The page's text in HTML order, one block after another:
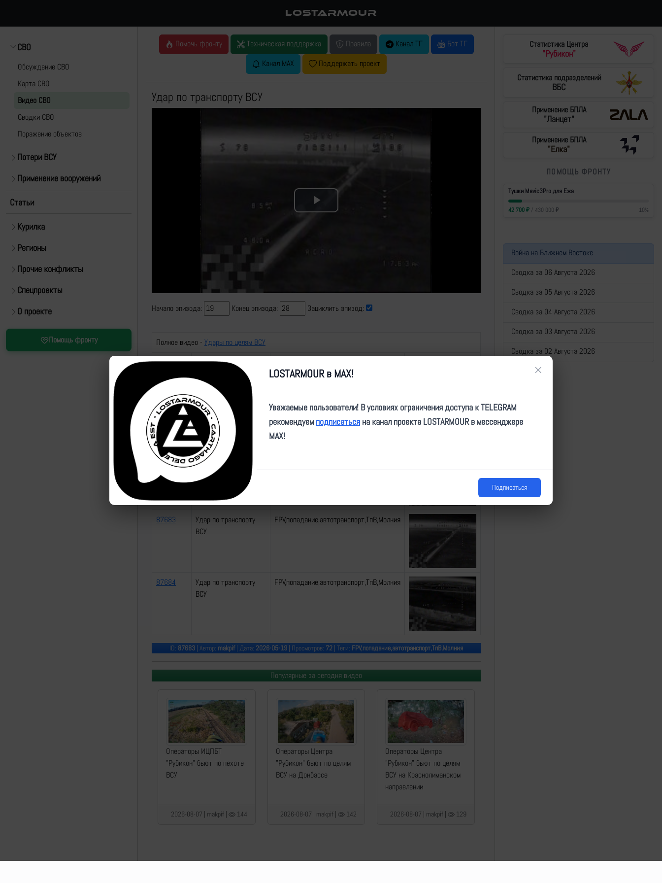
LOSTARMOUR
СВО
Обсуждение СВО
Карта СВО
Видео СВО
Cводки СВО
Поражение объектов
Потери ВСУ
Применение вооружений
Статьи
Курилка
Регионы
Прочие конфликты
Спецпроекты
О проекте
Помощь фронту
Помочь фронту Техническая поддержка Правила Канал ТГ
Бот ТГ
Канал MAX
Поддержать проект
Удар по транспорту ВСУ
Play
Начало эпизода: Конец эпизода: Зациклить эпизод:
Полное видео - Удары по целям ВСУ
id
название
87681 Удар по НРТК ВСУ
87682 Удар по НРТК ВСУ
87683
Удар по транспорту
ВСУ
FPV,попадание,автотранспорт,ТпВ,Молния
87684
Удар по транспорту
ВСУ
FPV,попадание,автотранспорт,ТпВ,Молния
ID: 87683 | Автор: makpif| Дата: 2026-05-19 | Просмотров: 72 | Теги: FPV,попадание,автотранспорт,ТпВ,Молния
Популярные за сегодня видео
Операторы ИЦПБТ
"Рубикон" бьют по пехоте
ВСУ
2026-08-07 | makpif | 144
Операторы Центра
"Рубикон" бьют по целям
ВСУ на Донбассе
2026-08-07 | makpif | 142
Операторы Центра
"Рубикон" бьют по целям
ВСУ на Краснолиманском
направлении
2026-08-07 | makpif | 129
Статистика Центра
"Рубикон"
Статистика подразделений
ВБС
Применение БПЛА
"Ланцет"
Применение БПЛА
"Елка"
ПОМОЩЬ ФРОНТУ
Тушки Mavic3Pro для Ежа
42 700₽/ 430 000 ₽ 10%
Война на Ближнем Востоке
Сводка за 06 Августа 2026
Сводка за 05 Августа 2026
Сводка за 04 Августа 2026
Сводка за 03 Августа 2026
Сводка за 02 Августа 2026
LOSTARMOUR в MAX! ×
Уважаемые пользователи! В условиях ограничения доступа к TELEGRAM
рекомендуем подписаться на канал проекта LOSTARMOUR в мессенджере
MAX!
Подписаться